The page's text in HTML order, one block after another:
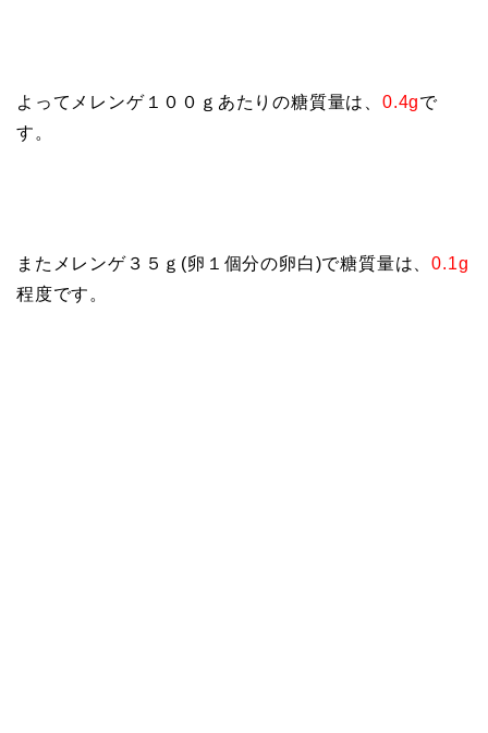
よってメレンゲ１００ｇあたりの糖質量は、0.4gで
す。
またメレンゲ３５ｇ(卵１個分の卵白)で糖質量は、0.1g
程度です。